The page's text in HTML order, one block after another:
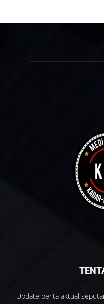
Update berita aktual